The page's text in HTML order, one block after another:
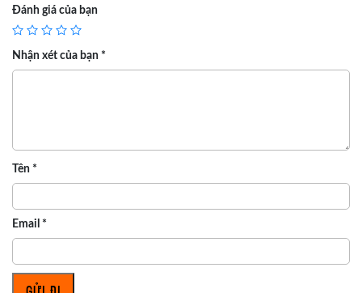
Đánh giá của bạn
Nhận xét của bạn *
Tên *
Email *